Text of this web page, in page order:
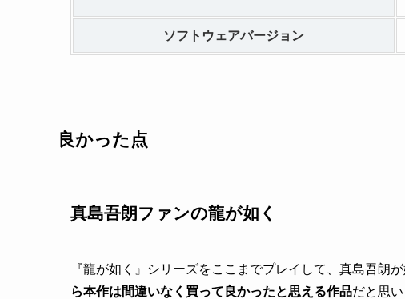
ソフトウェアバージョン
良かった点
真島吾朗ファンの龍が如く
『龍が如く』シリーズをここまでプレイして、真島吾朗
ら本作は間違いなく買って良かったと思える作品だと思い